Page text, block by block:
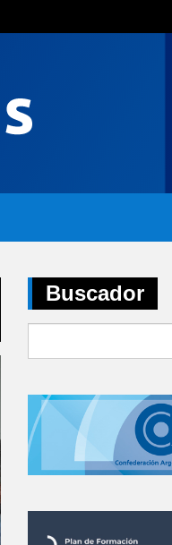
El consumo de vino
Buscador